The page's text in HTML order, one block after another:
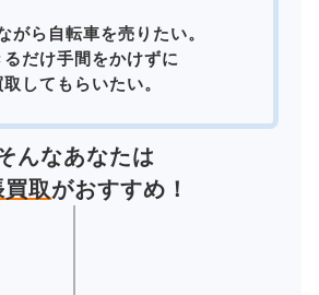
がら自転車を売りたい。
るだけ手間をかけずに
取してもらいたい。
んなあなたは
取がおすすめ！